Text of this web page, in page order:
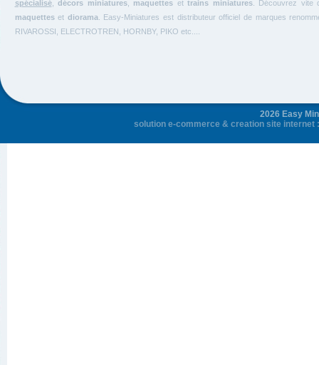
spécialisé,décors miniatures, maquettes ettrains miniatures. Découvrez vite
maquetteset diorama. Easy-Miniatures est distributeur officiel de marques
RIVAROSSI, ELECTROTREN, HORNBY, PIKO etc....
2026 Easy
solution e-commerce & creation site internet